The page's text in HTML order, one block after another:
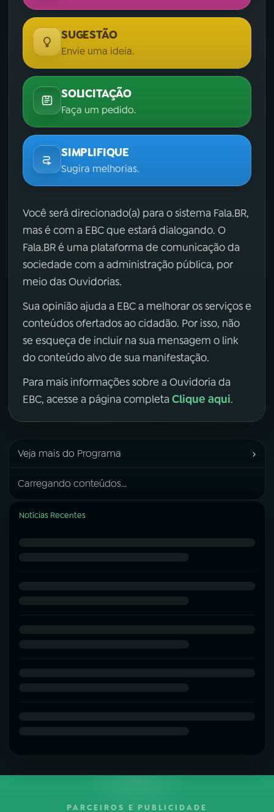
SUGESTÃO
Envie uma ideia.
SOLICITAÇÃO
Faça um pedido.
SIMPLIFIQUE
Sugira melhorias.
Você será direcionado(a) para o sistema Fala.BR,
mas é com a EBC que estará dialogando. O
Fala.BR é uma plataforma de comunicação da
sociedade com a administração pública, por
meio das Ouvidorias.
Sua opinião ajuda a EBC a melhorar os serviços e
conteúdos ofertados ao cidadão. Por isso, não
se esqueça de incluir na sua mensagem o link
do conteúdo alvo de sua manifestação.
Para mais informações sobre a Ouvidoria da
EBC, acesse a página completa Clique aqui.
Veja mais do Programa ›
Carregando conteúdos...
Notícias Recentes
PARCEIROS E PUBLICIDADE